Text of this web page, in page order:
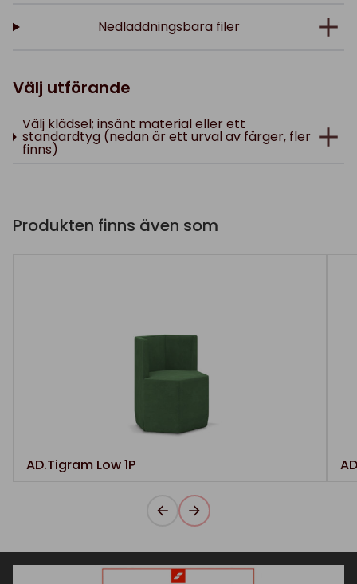
Nedladdningsbara filer
Välj utförande
Välj klädsel; insänt material eller ett
standardtyg (nedan är ett urval av färger, fler
finns)
Produkten finns även som
AD.Tigram Low 1P